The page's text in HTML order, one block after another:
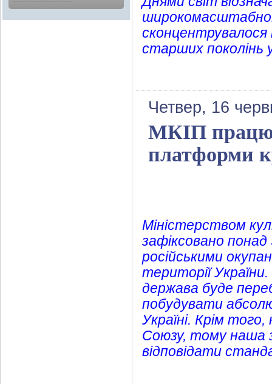
широкомасштабної
сконцентрувалося
старших поколінь
Четвер, 16
МКІП
платформи
Міністерством
зафіксовано
російськими
території
держава буде
побудувати
Україні. Крім
Союзу, тому наша
відповідати